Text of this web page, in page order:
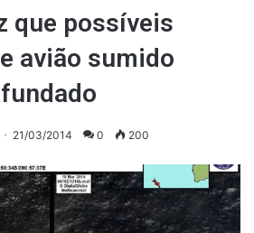
que possíveis
avião sumido
21/03/2014 0 200